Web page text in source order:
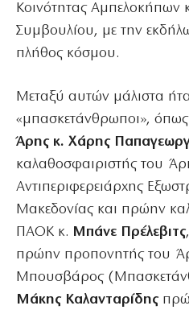
Κοινότητας Αμπελοκήπων
Συμβουλίου, με την
πλήθος κόσμου.
Μεταξύ αυτών μάλιστα
«μπασκετάνθρωποι»,
Άρης κ. Χάρης
καλαθοσφαιριστής του
Αντιπεριφερειάρχης
Μακεδονίας και πρώην
ΠΑΟΚ κ. Μπάνε Πρέλεβιτς
πρώην προπονητής του
Μπουσβάρος
Μάκης Καλανταρίδης